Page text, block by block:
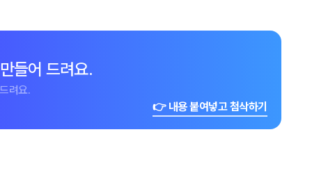
들어 드려요.
려요.
👉 내용 붙여넣고 첨삭하기